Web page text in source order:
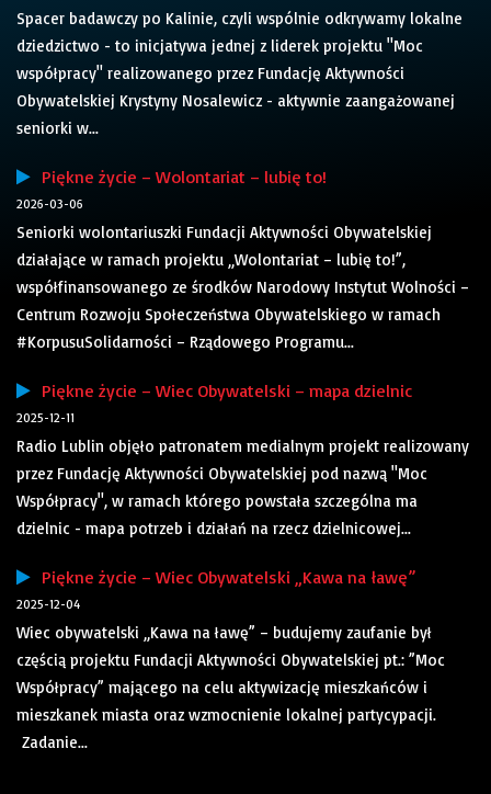
Spacer badawczy po Kalinie, czyli wspólnie odkrywamy lokalne
dziedzictwo - to inicjatywa jednej z liderek projektu "Moc
współpracy" realizowanego przez Fundację Aktywności
Obywatelskiej Krystyny Nosalewicz - aktywnie zaangażowanej
seniorki w...
Piękne życie – Wolontariat – lubię to!
2026-03-06
Seniorki wolontariuszki Fundacji Aktywności Obywatelskiej
działające w ramach projektu „Wolontariat – lubię to!”,
współfinansowanego ze środków Narodowy Instytut Wolności –
Centrum Rozwoju Społeczeństwa Obywatelskiego w ramach
#KorpusuSolidarności – Rządowego Programu...
Piękne życie – Wiec Obywatelski – mapa dzielnic
2025-12-11
Radio Lublin objęło patronatem medialnym projekt realizowany
przez Fundację Aktywności Obywatelskiej pod nazwą "Moc
Współpracy", w ramach którego powstała szczególna ma
dzielnic - mapa potrzeb i działań na rzecz dzielnicowej...
Piękne życie – Wiec Obywatelski „Kawa na ławę”
2025-12-04
Wiec obywatelski „Kawa na ławę” – budujemy zaufanie był
częścią projektu Fundacji Aktywności Obywatelskiej pt.: ”Moc
Współpracy” mającego na celu aktywizację mieszkańców i
mieszkanek miasta oraz wzmocnienie lokalnej partycypacji.
Zadanie...